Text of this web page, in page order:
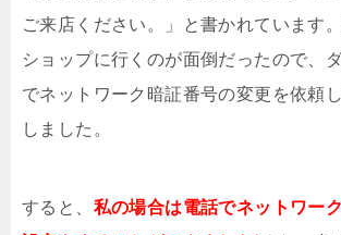
ご来店ください。」と書かれています
ショップに行くのが面倒だったので、
でネットワーク暗証番号の変更を依頼
しました。
すると、 私の場合は電話でネットワー